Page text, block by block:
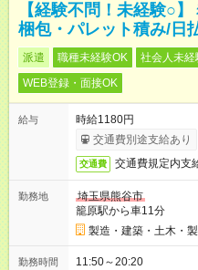
【経験不問！未経験○
梱包・パレット積み/日
派遣 職種未経験OK 社会人未経
WEB登録・面接OK
給与
時給1180円
交通費別途支給あり
交通費 交通費規定内支
勤務地
埼玉県熊谷市
籠原駅から車11分
製造・建築・土木・
勤務時間 11:50～20:20